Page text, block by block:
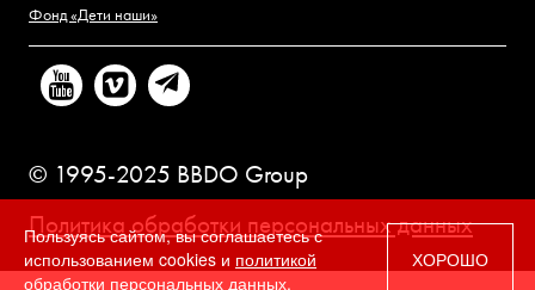
Фонд «Дети наши»
© 1995-2025 BBDO Group
Политика обработки персональных данных
Пользуясь сайтом, вы соглашаетесь с
использованием cookies и политикой
обработки персональных данных.
ХОРОШО